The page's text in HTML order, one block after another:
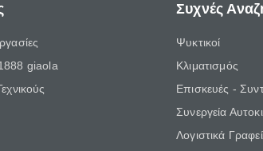
giaola
Συχνές
Ψυκτικοί
Κλιματισμός
Επισκευές -
Συνεργεία
Λογιστικά